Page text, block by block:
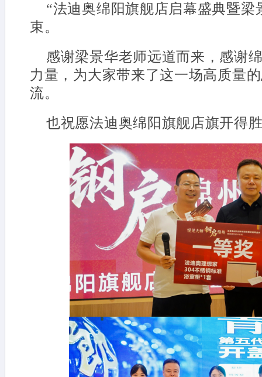
“法迪奥绵阳旗舰店启幕盛典暨梁
束。
感谢梁景华老师远道而来，感谢
力量，为大家带来了这一场高质量
流。
也祝愿法迪奥绵阳旗舰店旗开得